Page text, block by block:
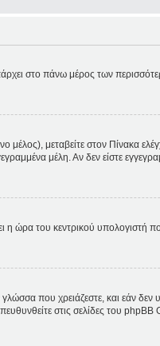
στο πάνω μέρος των
μέλος), μεταβείτε στον Πίνακα
μέλη. Αν δεν είστε
η ώρα του κεντρικού υπολογιστή
που χρειάζεστε, και εάν δεν
στις σελίδες του